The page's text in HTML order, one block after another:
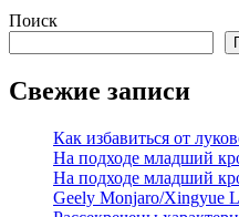
Поиск
Свежие записи
Как избавиться от
На подходе младший
На подходе младший
Geely Monjaro/Xingyue L